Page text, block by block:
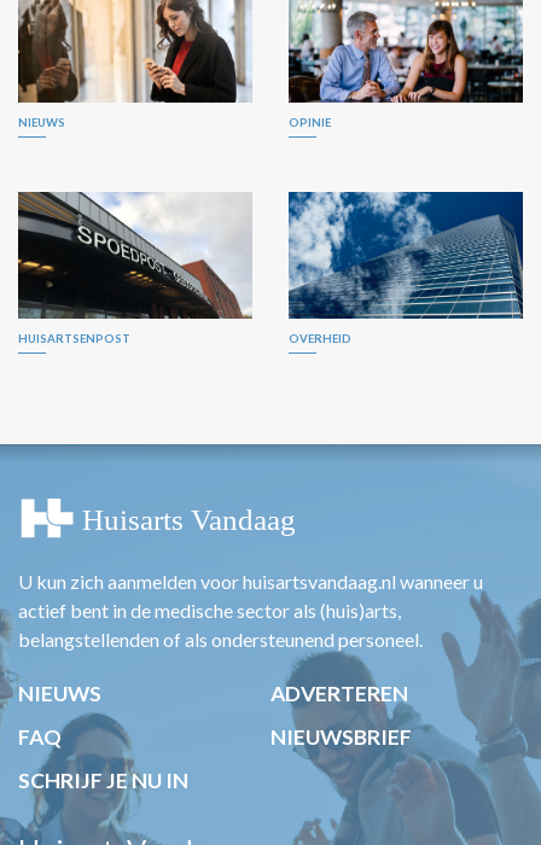
NIEUWS OPINIE
HUISARTSENPOST OVERHEID
U kun zich aanmelden voor huisartsvandaag.nl wanneer u
actief bent in de medische sector als (huis)arts,
belangstellenden of als ondersteunend personeel.
NIEUWS
ADVERTEREN
FAQ
NIEUWSBRIEF
SCHRIJF JE NU IN